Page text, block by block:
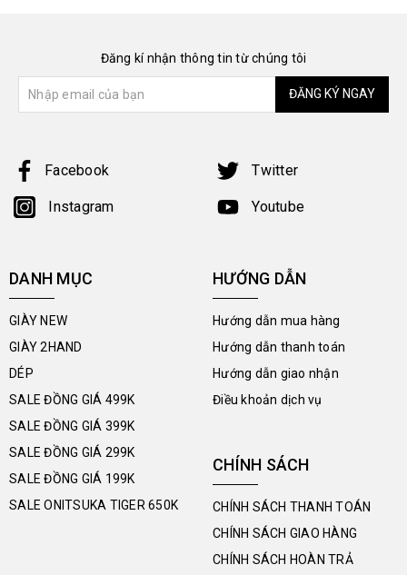
Đăng kí nhận thông tin từ chúng tôi
ĐĂNG KÝ NGAY
Facebook Twitter
Instagram Youtube
DANH MỤC
GIÀY NEW
GIÀY 2HAND
DÉP
SALE ĐỒNG GIÁ 499K
SALE ĐỒNG GIÁ 399K
SALE ĐỒNG GIÁ 299K
SALE ĐỒNG GIÁ 199K
SALE ONITSUKA TIGER 650K
HƯỚNG DẪN
Hướng dẫn mua hàng
Hướng dẫn thanh toán
Hướng dẫn giao nhận
Điều khoản dịch vụ
CHÍNH SÁCH
CHÍNH SÁCH THANH TOÁN
CHÍNH SÁCH GIAO HÀNG
CHÍNH SÁCH HOÀN TRẢ